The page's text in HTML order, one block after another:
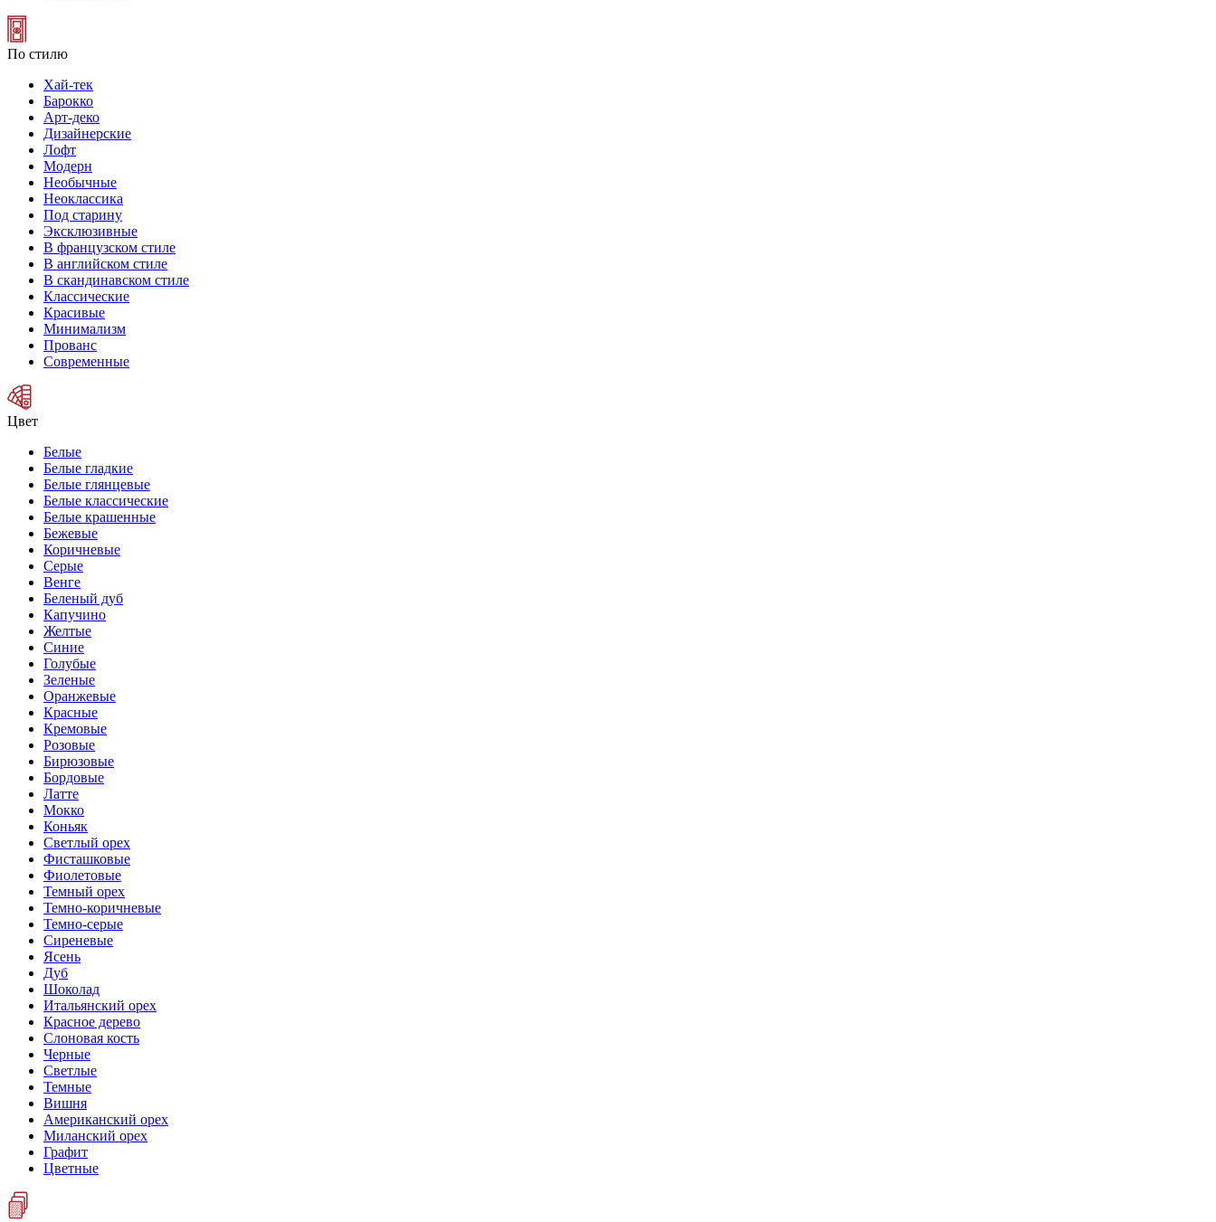
По стилю
Хай-тек
Барокко
Арт-деко
Дизайнерские
Лофт
Модерн
Необычные
Неоклассика
Под старину
Эксклюзивные
В французском стиле
В английском стиле
В скандинавском стиле
Классические
Красивые
Минимализм
Прованс
Современные
Цвет
Белые
Белые гладкие
Белые глянцевые
Белые классические
Белые крашенные
Бежевые
Коричневые
Серые
Венге
Беленый дуб
Капучино
Желтые
Синие
Голубые
Зеленые
Оранжевые
Красные
Кремовые
Розовые
Бирюзовые
Бордовые
Латте
Мокко
Коньяк
Светлый орех
Фисташковые
Фиолетовые
Темный орех
Темно-коричневые
Темно-серые
Сиреневые
Ясень
Дуб
Шоколад
Итальянский орех
Красное дерево
Слоновая кость
Черные
Светлые
Темные
Вишня
Американский орех
Миланский орех
Графит
Цветные